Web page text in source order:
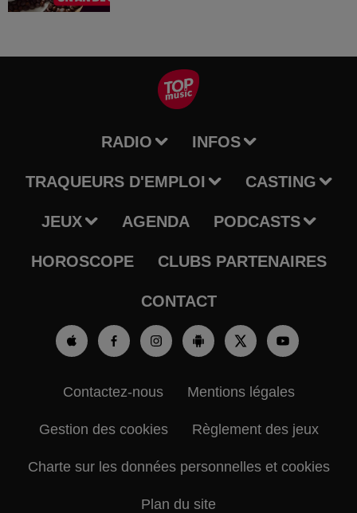
RADIO INFOS
TRAQUEURS D'EMPLOI CASTING
JEUX AGENDA PODCASTS
HOROSCOPE CLUBS PARTENAIRES
CONTACT
Contactez-nous Mentions légales
Gestion des cookies Règlement des jeux
Charte sur les données personnelles et cookies
Plan du site